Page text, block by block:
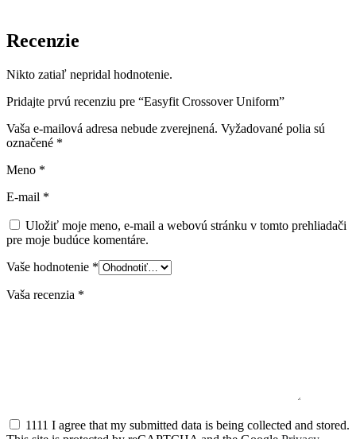
Recenzie
Nikto zatiaľ nepridal hodnotenie.
Pridajte prvú recenziu pre “Easyfit Crossover Uniform”
Vaša e-mailová adresa nebude zverejnená. Vyžadované polia sú
označené *
Meno *
E-mail *
Uložiť moje meno, e-mail a webovú stránku v tomto prehliadači
pre moje budúce komentáre.
Vaše hodnotenie *
Vaša recenzia *
1111 I agree that my submitted data is being collected and stored.